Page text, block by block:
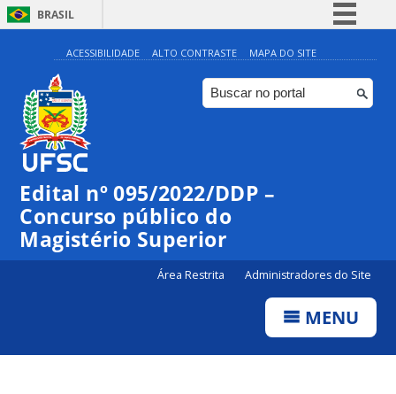
BRASIL
Simplifique!
Comunica BR
Participe
Canais
ACESSIBILIDADE ALTO CONTRASTE MAPA DO SITE
Edital nº 095/2022/DDP –
Concurso público do
Magistério Superior
Área Restrita Administradores do Site
MENU